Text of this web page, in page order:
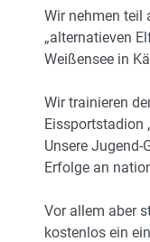
Wir nehmen teil
„alternatieven
Weißensee in
Wir trainieren
Eissportstadion
Unsere
Erfolge an
Vor allem aber
kostenlos ein